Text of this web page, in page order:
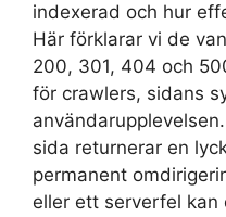
indexerad och hur
Här förklarar vi de
200, 301, 404 och
för crawlers, sidans
sida returnerar en
permanent
eller ett serverfel kan